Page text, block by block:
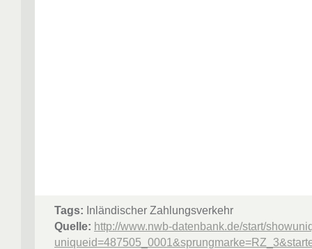
Tags: Inländischer Zahlungsverkehr
Quelle: http://www.nwb-datenbank.de/start/